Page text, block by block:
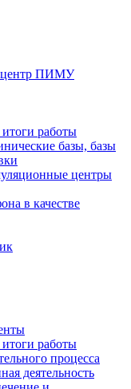
центр ПИМУ
работы
базы, базы
центры
в качестве
работы
процесса
деятельность